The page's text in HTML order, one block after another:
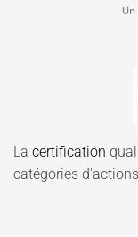
La certification
catégories